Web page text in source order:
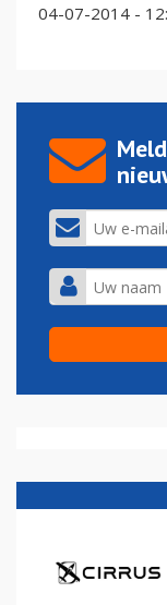
04-07-2014 -